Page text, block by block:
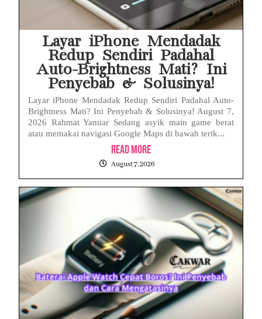
Layar iPhone Mendadak
Redup Sendiri Padahal
Auto-Brightness Mati? Ini
Penyebab & Solusinya!
Layar iPhone Mendadak Redup Sendiri Padahal Auto-
Brightness Mati? Ini Penyebab & Solusinya! August 7,
2026 Rahmat Yanuar Sedang asyik main game berat
atau memakai navigasi Google Maps di bawah terik...
Read More
August 7, 2026